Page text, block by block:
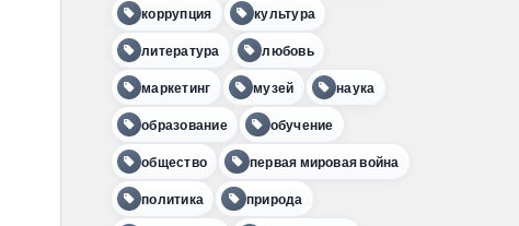
коррупция культура
литература любовь
маркетинг музей наука
образование обучение
общество первая мировая война
политика природа